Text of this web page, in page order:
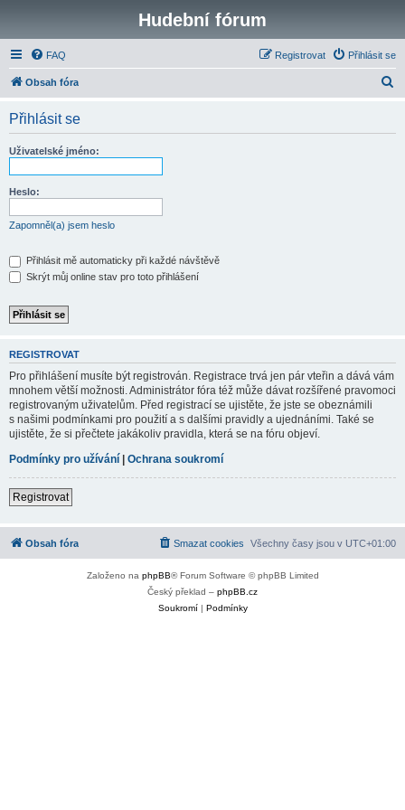
Hudební fórum
FAQ Přihlásit se
Registrovat
Obsah fóra
Přihlásit se
Uživatelské jméno:
Heslo:
Zapomněl(a) jsem heslo
Přihlásit mě automaticky při každé návštěvě
Skrýt můj online stav pro toto přihlášení
REGISTROVAT
Pro přihlášení musíte být registrován. Registrace trvá jen pár vteřin a dává vám
mnohem větší možnosti. Administrátor fóra též může dávat rozšířené pravomoci
registrovaným uživatelům. Před registrací se ujistěte, že jste se obeznámili
s našimi podmínkami pro použití a s dalšími pravidly a ujednáními. Také se
ujistěte, že si přečtete jakákoliv pravidla, která se na fóru objeví.
Podmínky pro užívání | Ochrana soukromí
Registrovat
Obsah fóra Všechny časy jsou v UTC+01:00
Smazat cookies
Založeno na phpBB® Forum Software © phpBB Limited
Český překlad – phpBB.cz
Soukromí| Podmínky